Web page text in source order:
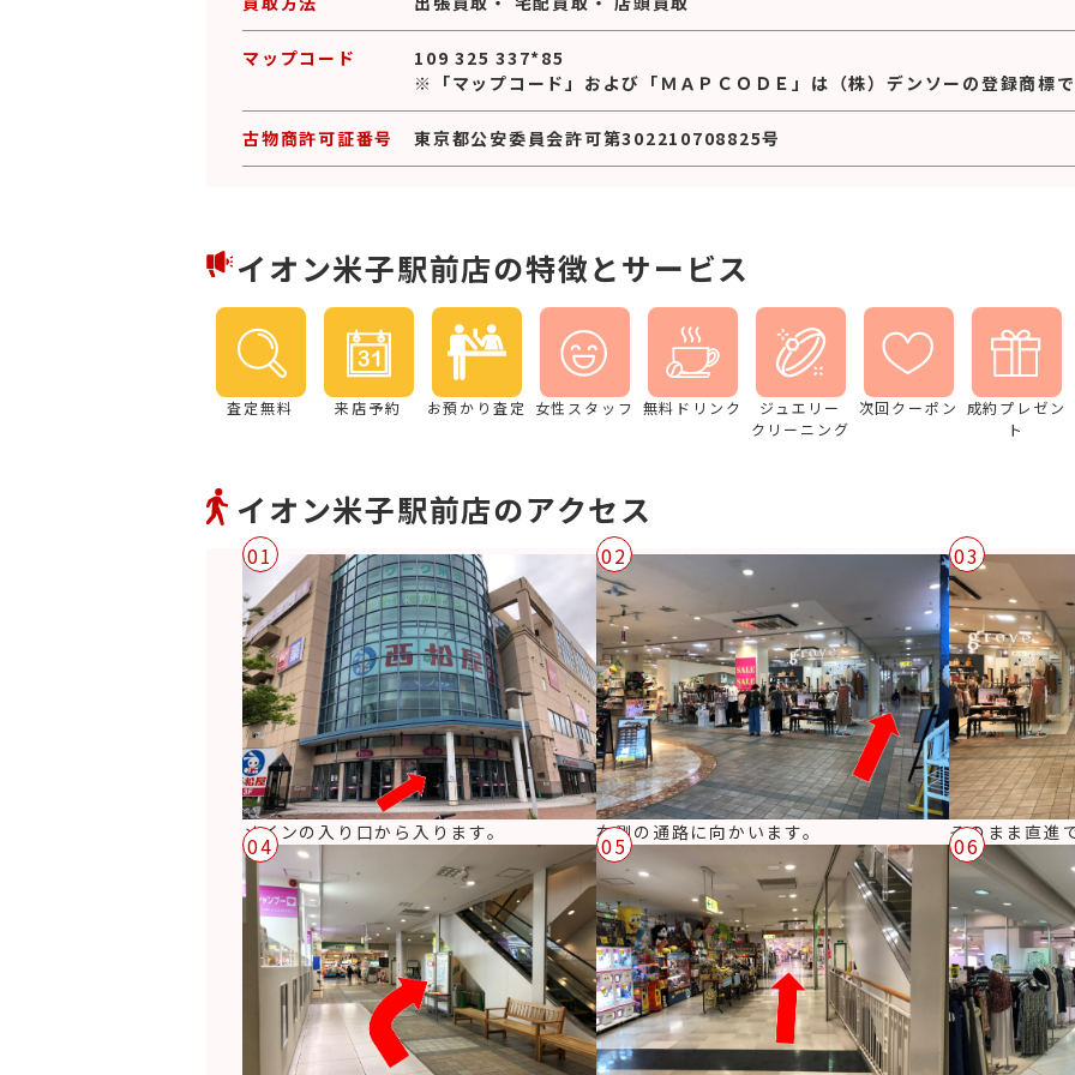
マップコード
109 325 337*85
※「マップコード」および「ＭＡＰＣＯＤＥ」は（株）デンソーの登録商標
古物商許可証番号 東京都公安委員会許可第302210708825号
イオン米子駅前店の特徴とサービス
査定無料 来店予約 お預かり査定 女性スタッフ 無料ドリンク
ジュエリー
クリーニング
次回クーポン
成約プレゼン
ト
イオン米子駅前店のアクセス
01
メインの入り口から入ります。
02
右側の通路に向かいます。
03
そのまま直進
04 05 06